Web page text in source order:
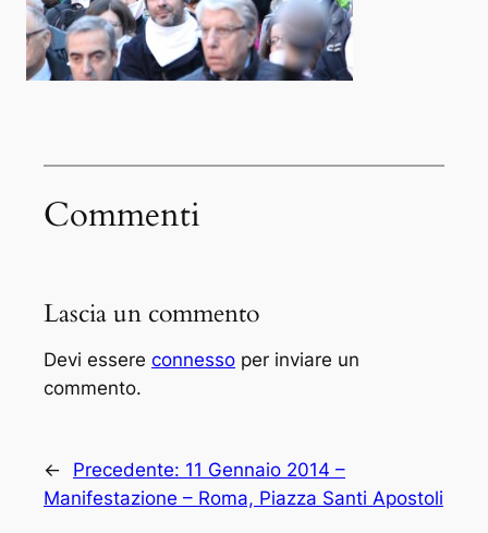
Commenti
Lascia un commento
Devi essere connesso per inviare un
commento.
← Precedente: 11 Gennaio 2014 –
Manifestazione – Roma, Piazza Santi Apostoli